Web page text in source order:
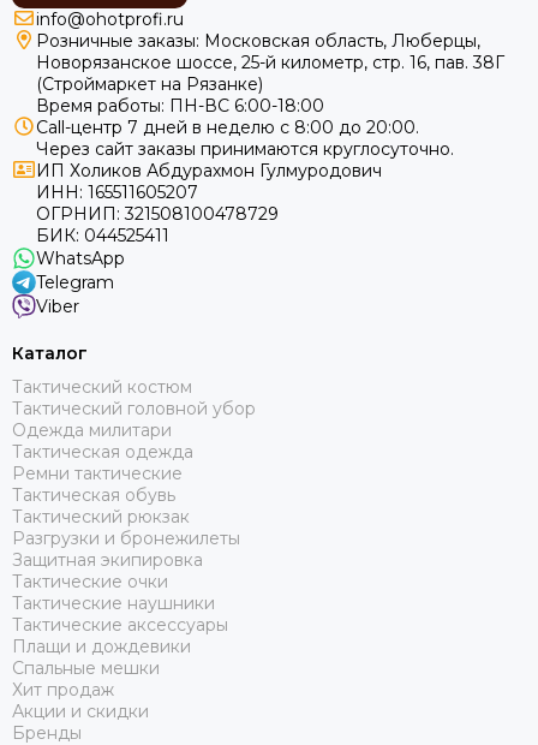
info@ohotprofi.ru
Розничные заказы: Московская область, Люберцы,
Новорязанское шоссе, 25-й километр, стр. 16, пав. 38Г
(Строймаркет на Рязанке)
Время работы: ПН-ВС 6:00-18:00
Call-центр 7 дней в неделю с 8:00 до 20:00.
Через сайт заказы принимаются круглосуточно.
ИП Холиков Абдурахмон Гулмуродович
ИНН: 165511605207
ОГРНИП: 321508100478729
БИК: 044525411
WhatsApp
Telegram
Viber
Каталог
Тактический костюм
Тактический головной убор
Одежда милитари
Тактическая одежда
Ремни тактические
Тактическая обувь
Тактический рюкзак
Разгрузки и бронежилеты
Защитная экипировка
Тактические очки
Тактические наушники
Тактические аксессуары
Плащи и дождевики
Спальные мешки
Хит продаж
Акции и скидки
Бренды